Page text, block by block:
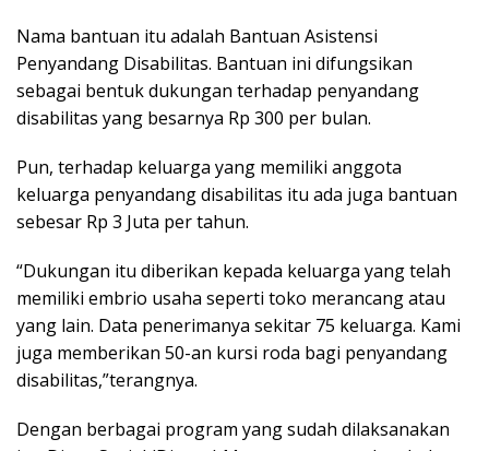
Nama bantuan itu adalah Bantuan Asistensi
Penyandang Disabilitas. Bantuan ini difungsikan
sebagai bentuk dukungan terhadap penyandang
disabilitas yang besarnya Rp 300 per bulan.
Pun, terhadap keluarga yang memiliki anggota
keluarga penyandang disabilitas itu ada juga bantuan
sebesar Rp 3 Juta per tahun.
“Dukungan itu diberikan kepada keluarga yang telah
memiliki embrio usaha seperti toko merancang atau
yang lain. Data penerimanya sekitar 75 keluarga. Kami
juga memberikan 50-an kursi roda bagi penyandang
disabilitas,”terangnya.
Dengan berbagai program yang sudah dilaksanakan